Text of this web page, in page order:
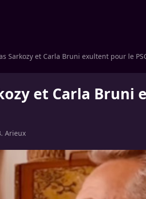
Sarkozy et Carla Bruni exultent pour le
et Carla Bruni
Arieux